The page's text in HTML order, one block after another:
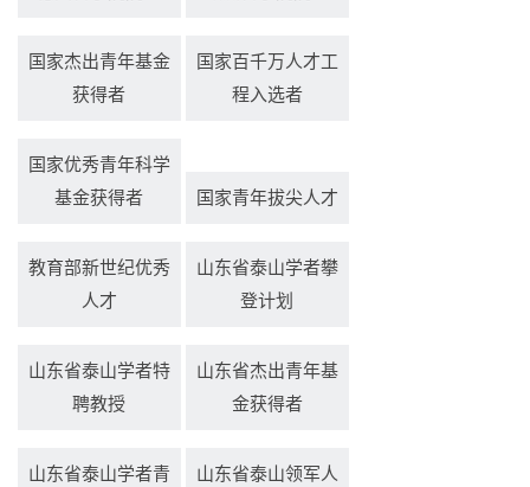
国家杰出青年基金
获得者
国家百千万人才工
程入选者
国家优秀青年科学
基金获得者
国家青年拔尖人才
教育部新世纪优秀
人才
山东省泰山学者攀
登计划
山东省泰山学者特
聘教授
山东省杰出青年基
金获得者
山东省泰山学者青
山东省泰山领军人